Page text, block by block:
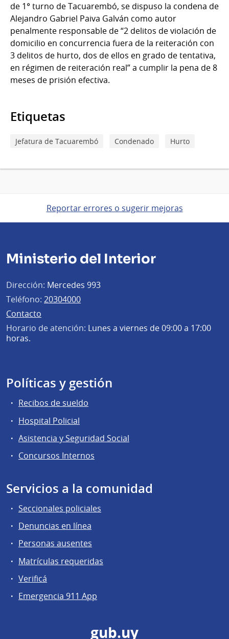
de 1° turno de Tacuarembó, se dispuso la condena de
Alejandro Gabriel Paiva Galván como autor
penalmente responsable de “2 delitos de violación de
domicilio en concurrencia fuera de la reiteración con
3 delitos de hurto, dos de ellos en grado de tentativa,
en régimen de reiteración real” a cumplir la pena de 8
meses de prisión efectiva.
Etiquetas
Jefatura de Tacuarembó Condenado Hurto
Reportar errores o sugerir mejoras
Ministerio del Interior
Dirección: Mercedes 993
Teléfono: 20304000
Contacto
Horario de atención: Lunes a viernes de 09:00 a 17:00
horas.
Políticas y gestión
Recibos de sueldo
Hospital Policial
Asistencia y Seguridad Social
Concursos Internos
Servicios a la comunidad
Seccionales policiales
Denuncias en línea
Personas ausentes
Matrículas requeridas
Verificá
Emergencia 911 App
gub.uy